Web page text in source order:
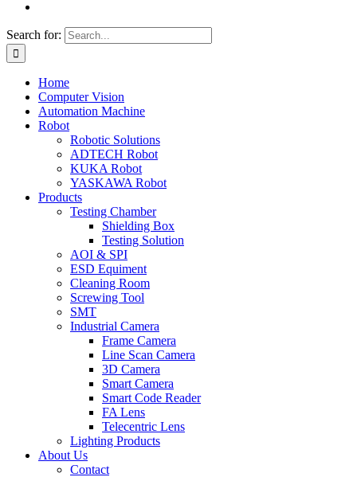
Search for:
Home
Computer Vision
Automation Machine
Robot
Robotic Solutions
ADTECH Robot
KUKA Robot
YASKAWA Robot
Products
Testing Chamber
Shielding Box
Testing Solution
AOI & SPI
ESD Equiment
Cleaning Room
Screwing Tool
SMT
Industrial Camera
Frame Camera
Line Scan Camera
3D Camera
Smart Camera
Smart Code Reader
FA Lens
Telecentric Lens
Lighting Products
About Us
Contact